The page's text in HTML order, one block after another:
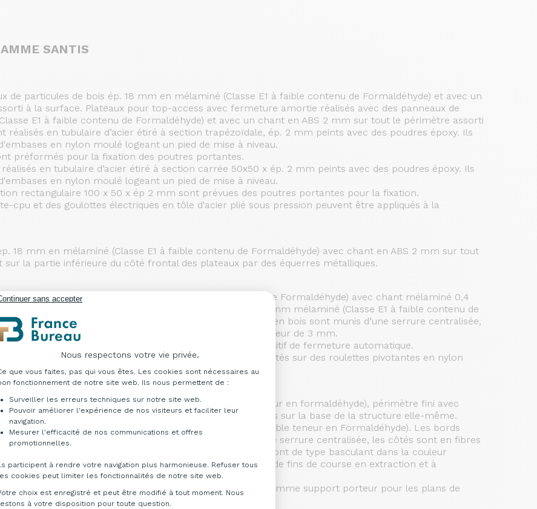
sans accepter
Nous respectons votre vie privée.
de Gestion du Consentement : Personnalisez vos Options
que vous faites, pas qui vous êtes. Les cookies sont nécessaires au
fonctionnement de notre site web. Ils nous permettent de :
Surveiller les erreurs techniques sur notre site web.
Pouvoir améliorer l'expérience de nos visiteurs et faciliter leur
navigation.
Mesurer l'efficacité de nos communications et offres
promotionnelles.
participent à rendre votre navigation plus harmonieuse. Refuser tous
cookies peut limiter les fonctionnalités de notre site web.
choix est enregistré et peut être modifié à tout moment. Nous
à votre disposition pour toute question.
SANTIS
de particules de bois ép. 18 mm en mélaminé (Classe E1 à faible contenu de Formaldéhyde) et avec un
à la surface. Plateaux pour top-access avec fermeture amortie réalisés avec des panneaux de
E1 à faible contenu de Formaldéhyde) et avec un chant en ABS 2 mm sur tout le périmètre assorti
en tubulaire d’acier étiré à section trapézoïdale, ép. 2 mm peints avec des poudres époxy. Ils
en nylon moulé logeant un pied de mise à niveau.
préformés pour la fixation des poutres portantes.
en tubulaire d’acier étiré à section carrée 50x50 x ép. 2 mm peints avec des poudres époxy. Ils
en nylon moulé logeant un pied de mise à niveau.
rectangulaire 100 x 50 x ép 2 mm sont prévues des poutres portantes pour la fixation.
cpu et des goulottes électriques en tôle d'acier plié sous pression peuvent être appliqués à la
18 mm en mélaminé (Classe E1 à faible contenu de Formaldéhyde) avec chant en ABS 2 mm sur tout
la partie inférieure du côté frontal des plateaux par des équerres métalliques.
ép. mm 18 en mélaminé, (Classe E1 à faible contenu de Formaldéhyde) avec chant mélaminé 0,4
sont réalisés en panneau de particules de bois ép. 18 mm mélaminé (Classe E1 à faible contenu de
sur tout le périmètre et assortis à la surface. Les tiroirs en bois sont munis d’une serrure centralisée,
revêtues en PVC noir, le fond est en fibres d’une épaisseur de 3 mm.
en nylon munis d’une butée d’extraction et d’un dispositif de fermeture automatique.
assortis à la surface. Les caissons sur roulettes sont montés sur des roulettes pivotantes en nylon
de sécurité.
de bois ép. 18 mm en mélaminé (Classe E1 faible teneur en formaldéhyde), périmètre fini avec
l’U.C. et le câblage à travers les ouvertures appropriées sur la base de la structure elle-même.
particules de bois ép. 18 mm en mélaminé (Classe E1 faible teneur en Formaldéhyde). Les bords
couleur que la surface. Les tiroirs en bois sont équipés de serrure centralisée, les côtés sont en fibres
est en fibre d’une épaisseur de 3 mm. Les poignées sont de type basculant dans la couleur
de type métallique avec roulements en nylon équipés de fins de course en extraction et à
réglables et peuvent être utilisées seules ou intégrées comme support porteur pour les plans de